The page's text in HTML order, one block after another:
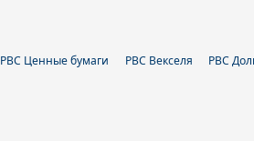
РВС Ценные бумаги РВС Векселя РВС